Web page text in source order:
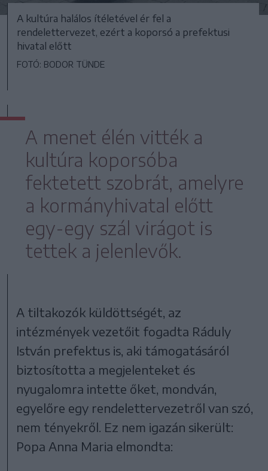
A kultúra halálos ítéletével ér fel a
rendelettervezet, ezért a koporsó a prefektusi
hivatal előtt
FOTÓ: BODOR TÜNDE
A menet élén vitték a
kultúra koporsóba
fektetett szobrát, amelyre
a kormányhivatal előtt
egy-egy szál virágot is
tettek a jelenlevők.
A tiltakozók küldöttségét, az
intézmények vezetőit fogadta Ráduly
István prefektus is, aki támogatásáról
biztosította a megjelenteket és
nyugalomra intette őket, mondván,
egyelőre egy rendelettervezetről van szó,
nem tényekről. Ez nem igazán sikerült:
Popa Anna Maria elmondta: